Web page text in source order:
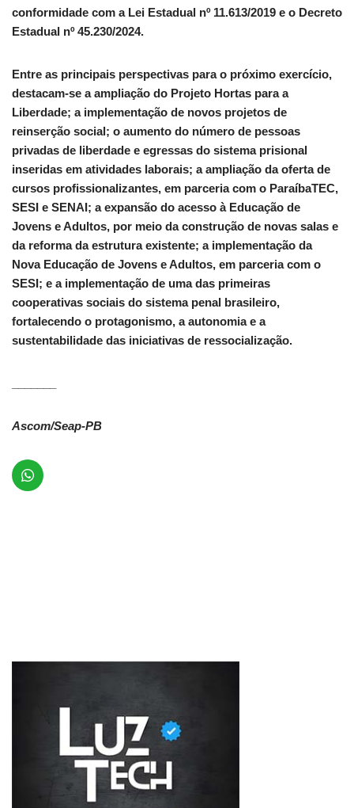
conformidade com a Lei Estadual nº 11.613/2019 e o Decreto
Estadual nº 45.230/2024.
Entre as principais perspectivas para o próximo exercício,
destacam-se a ampliação do Projeto Hortas para a
Liberdade; a implementação de novos projetos de
reinserção social; o aumento do número de pessoas
privadas de liberdade e egressas do sistema prisional
inseridas em atividades laborais; a ampliação da oferta de
cursos profissionalizantes, em parceria com o ParaíbaTEC,
SESI e SENAI; a expansão do acesso à Educação de
Jovens e Adultos, por meio da construção de novas salas e
da reforma da estrutura existente; a implementação da
Nova Educação de Jovens e Adultos, em parceria com o
SESI; e a implementação de uma das primeiras
cooperativas sociais do sistema penal brasileiro,
fortalecendo o protagonismo, a autonomia e a
sustentabilidade das iniciativas de ressocialização.
Ascom/Seap-PB